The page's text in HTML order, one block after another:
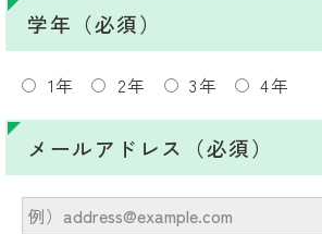
学年（必須）
1年 2年 3年 4年
メールアドレス（必須）